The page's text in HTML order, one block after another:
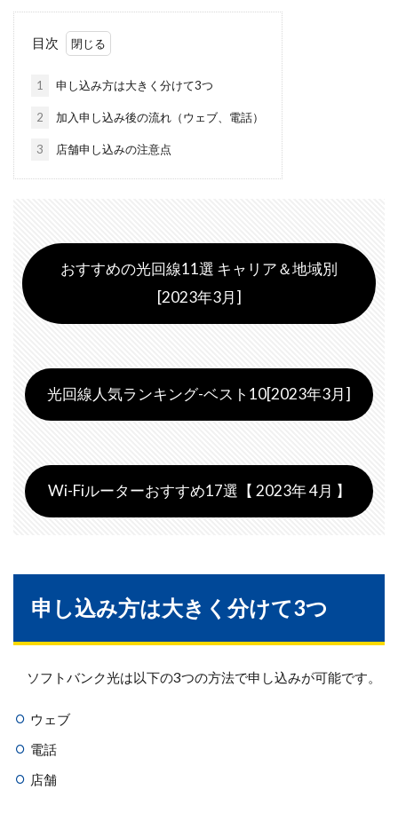
目次
1 申し込み方は大きく分けて3つ
2 加入申し込み後の流れ（ウェブ、電話）
3 店舗申し込みの注意点
おすすめの光回線11選 キャリア＆地域別
[2023年3月]
光回線人気ランキング-ベスト10[2023年3月]
Wi-Fiルーターおすすめ17選【 2023年 4月 】
申し込み方は大きく分けて3つ
ソフトバンク光は以下の3つの方法で申し込みが可能です。
ウェブ
電話
店舗